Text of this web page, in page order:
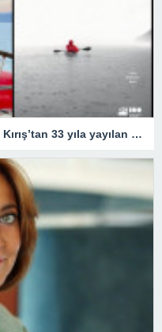
Yelkenci beyin cerrahı Prof. Talat Kırış’tan 33 yıla yayılan 33 öykü